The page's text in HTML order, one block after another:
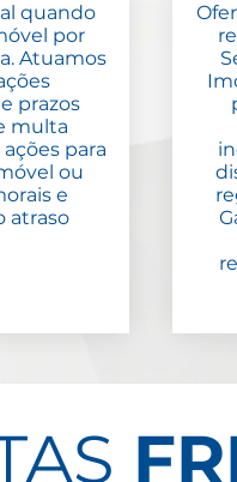
quando
por
Atuamos
prazos
multa
para
ou
e
atraso